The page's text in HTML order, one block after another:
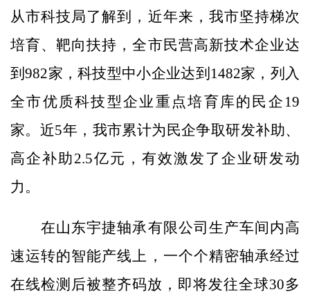
从市科技局了解到，近年来，我市坚持梯次
培育、靶向扶持，全市民营高新技术企业达
到982家，科技型中小企业达到1482家，列入
全市优质科技型企业重点培育库的民企19
家。近5年，我市累计为民企争取研发补助、
高企补助2.5亿元，有效激发了企业研发动
力。
在山东宇捷轴承有限公司生产车间内高
速运转的智能产线上，一个个精密轴承经过
在线检测后被整齐码放，即将发往全球30多